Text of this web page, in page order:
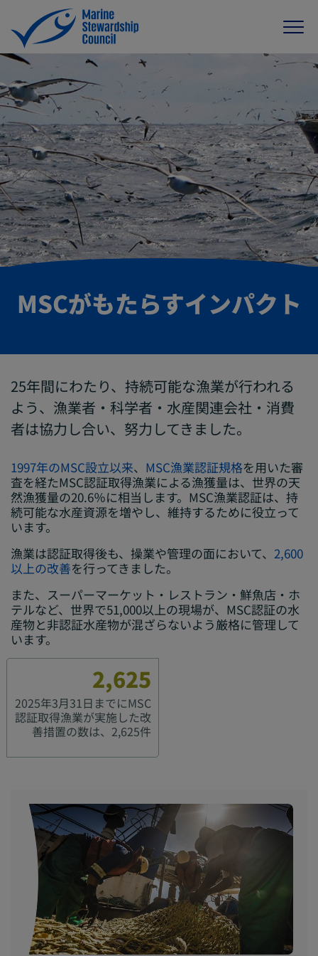
MSCがもたらすインパクト
25年間にわたり、持続可能な漁業が行われる
よう、漁業者・科学者・水産関連会社・消費
者は協力し合い、努力してきました。
1997年のMSC設立以来、 MSC漁業認証規格を用いた審
査を経たMSC認証取得漁業による漁獲量は、 世界の天
然漁獲量の20.6％に相当します。MSC漁業認証は、持
続可能な水産資源を増やし、維持するために役立って
います。
漁業は認証取得後も、操業や管理の面において、 2,600
以上の改善を行ってきました。
また、スーパーマーケット・レストラン・鮮魚店・ホ
テルなど、世界で51,000以上の現場が、MSC認証の水
産物と非認証水産物が混ざらないよう厳格に管理して
います。
2,625
2025年3月31日までにMSC
認証取得漁業が実施した改
善措置の数は、2,625件